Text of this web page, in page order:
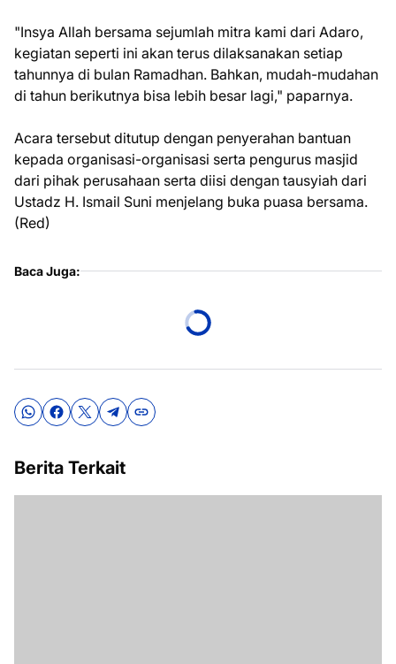
"Insya Allah bersama sejumlah mitra kami dari Adaro,
kegiatan seperti ini akan terus dilaksanakan setiap
tahunnya di bulan Ramadhan. Bahkan, mudah-mudahan
di tahun berikutnya bisa lebih besar lagi," paparnya.
Acara tersebut ditutup dengan penyerahan bantuan
kepada organisasi-organisasi serta pengurus masjid
dari pihak perusahaan serta diisi dengan tausyiah dari
Ustadz H. Ismail Suni menjelang buka puasa bersama.
(Red)
Baca Juga:
Berita Terkait